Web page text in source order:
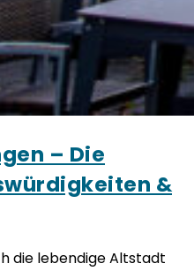
– Die
&
die lebendige Altstadt